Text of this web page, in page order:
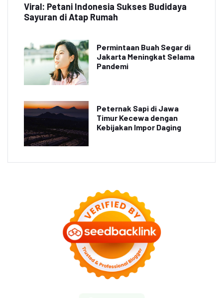
Viral: Petani Indonesia Sukses Budidaya
Sayuran di Atap Rumah
Permintaan Buah Segar di
Jakarta Meningkat Selama
Pandemi
Peternak Sapi di Jawa
Timur Kecewa dengan
Kebijakan Impor Daging